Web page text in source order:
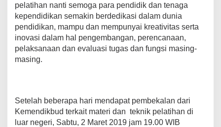
pelatihan nanti semoga para pendidik dan tenaga
kependidikan semakin berdedikasi dalam dunia
pendidikan, mampu dan mempunyai kreativitas serta
inovasi dalam hal pengembangan, perencanaan,
pelaksanaan dan evaluasi tugas dan fungsi masing-
masing.
Setelah beberapa hari mendapat pembekalan dari
Kemendikbud terkait materi dan teknik pelatihan di
luar negeri, Sabtu, 2 Maret 2019 jam 19.00 WIB